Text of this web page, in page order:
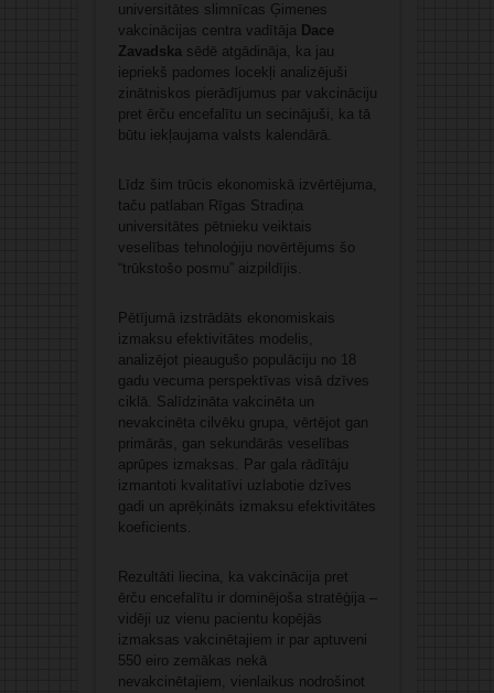
universitātes slimnīcas Ģimenes
vakcinācijas centra vadītāja Dace
Zavadskasēdē atgādināja, ka jau
iepriekš padomes locekļi analizējuši
zinātniskos pierādījumus par vakcināciju
pret ērču encefalītu un secinājuši, ka tā
būtu iekļaujama valsts kalendārā.
Līdz šim trūcis ekonomiskā izvērtējuma,
taču patlaban Rīgas Stradiņa
universitātes pētnieku veiktais
veselības tehnoloģiju novērtējums šo
“trūkstošo posmu” aizpildījis.
Pētījumā izstrādāts ekonomiskais
izmaksu efektivitātes modelis,
analizējot pieaugušo populāciju no 18
gadu vecuma perspektīvas visā dzīves
ciklā. Salīdzināta vakcinēta un
nevakcinēta cilvēku grupa, vērtējot gan
primārās, gan sekundārās veselības
aprūpes izmaksas. Par gala rādītāju
izmantoti kvalitatīvi uzlabotie dzīves
gadi un aprēķināts izmaksu efektivitātes
koeficients.
Rezultāti liecina, ka vakcinācija pret
ērču encefalītu ir dominējoša stratēģija –
vidēji uz vienu pacientu kopējās
izmaksas vakcinētajiem ir par aptuveni
550 eiro zemākas nekā
nevakcinētajiem, vienlaikus nodrošinot